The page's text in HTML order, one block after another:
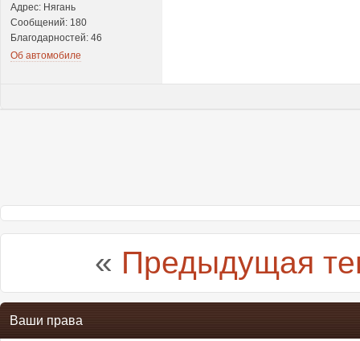
Адрес: Нягань
Сообщений: 180
Благодарностей: 46
Об автомобиле
« Предыдущая
Ваши права